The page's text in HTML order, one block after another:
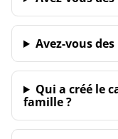
Avez-vous des
Qui a créé le
famille ?